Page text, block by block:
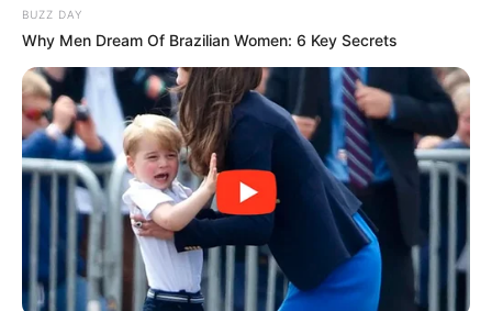
(foto: boredpanda)
3. Bawang bombay satu ini seperti sedang
memicingkan mata, kira-kira sedang mengantuk
atau sedang jengkel ya
BUZZ DAY
Why Men Dream Of Brazilian Women: 6 Key Secrets